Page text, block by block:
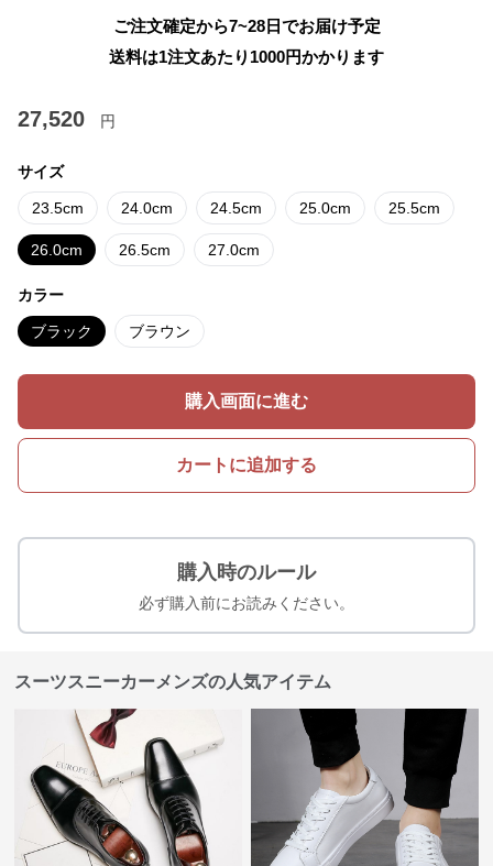
ご注文確定から7~28日でお届け予定
送料は1注文あたり 1000円かかります
27,520 円
サイズ
23.5cm 24.0cm 24.5cm 25.0cm 25.5cm
26.0cm 26.5cm 27.0cm
カラー
ブラック ブラウン
購入画面に進む
カートに追加する
購入時のルール
必ず購入前にお読みください。
スーツスニーカーメンズの人気アイテム